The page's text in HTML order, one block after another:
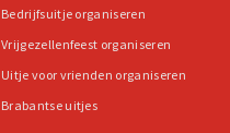
Bedrijfsuitje organiseren
Vrijgezellenfeest organiseren
Uitje voor vrienden organiseren
Brabantse uitjes